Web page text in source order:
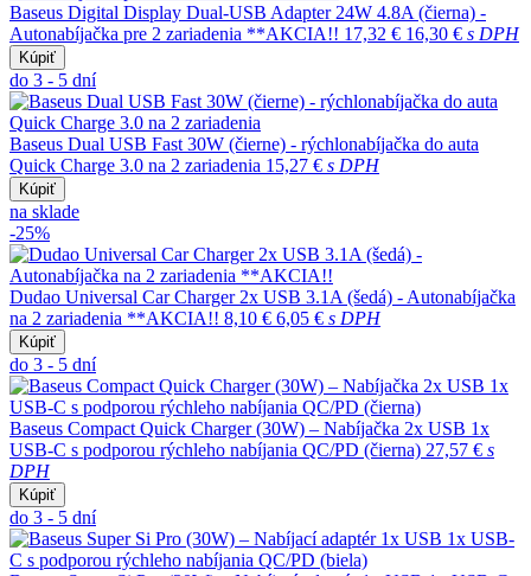
Baseus Digital Display Dual-USB Adapter 24W 4.8A (čierna) -
Autonabíjačka pre 2 zariadenia **AKCIA!! 17,32 € 16,30 € s DPH
Kúpiť
do 3 - 5 dní
Baseus Dual USB Fast 30W (čierne) - rýchlonabíjačka do auta
Quick Charge 3.0 na 2 zariadenia 15,27 € s DPH
Kúpiť
na sklade
-25%
Dudao Universal Car Charger 2x USB 3.1A (šedá) - Autonabíjačka
na 2 zariadenia **AKCIA!! 8,10 € 6,05 € s DPH
Kúpiť
do 3 - 5 dní
Baseus Compact Quick Charger (30W) – Nabíjačka 2x USB 1x
USB-C s podporou rýchleho nabíjania QC/PD (čierna) 27,57 € s
DPH
Kúpiť
do 3 - 5 dní